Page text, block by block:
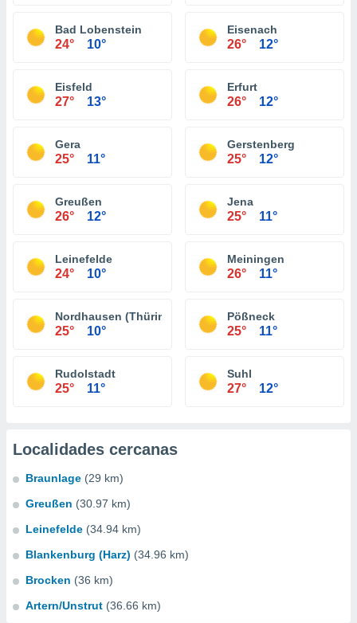
Bad Lobenstein
24° 10°
Eisenach
26° 12°
Eisfeld
27° 13°
Erfurt
26° 12°
Gera
25° 11°
Gerstenberg
25° 12°
Greußen
26° 12°
Jena
25° 11°
Leinefelde
24° 10°
Meiningen
26° 11°
Nordhausen (Thüringen)
25° 10°
Pößneck
25° 11°
Rudolstadt
25° 11°
Suhl
27° 12°
Localidades cercanas
Braunlage (29 km)
Greußen (30.97 km)
Leinefelde (34.94 km)
Blankenburg (Harz) (34.96 km)
Brocken (36 km)
Artern/Unstrut (36.66 km)